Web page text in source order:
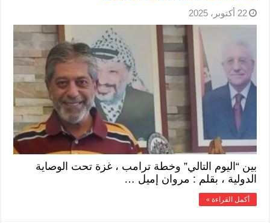
22 أكتوبر، 2025
بين “اليوم التالي” وخطة ترامب ، غزة تحت الوصاية
الدولية ، بقلم : مروان إميل …
أكمل القراءة »